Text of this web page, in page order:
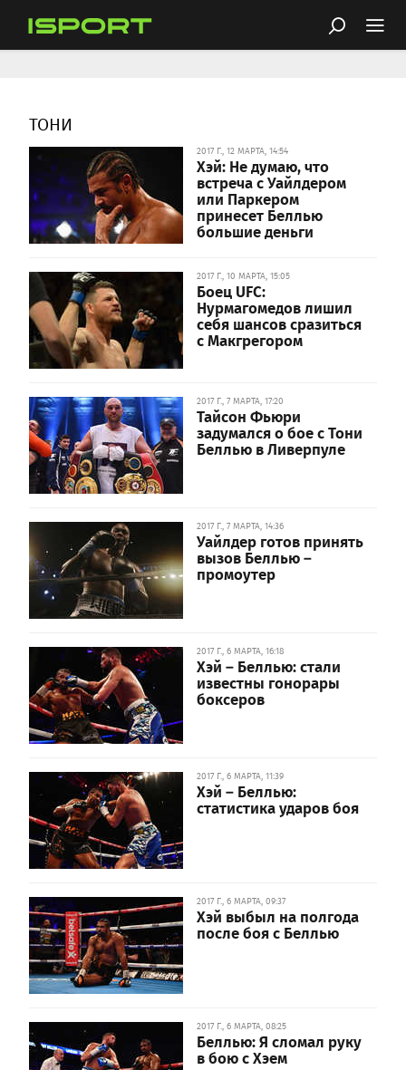
ТОНИ
2017 Г., 12 МАРТА, 14:54
Хэй: Не думаю, что
встреча с Уайлдером
или Паркером
принесет Беллью
большие деньги
2017 Г., 10 МАРТА, 15:05
Боец UFC:
Нурмагомедов лишил
себя шансов сразиться
с Макгрегором
2017 Г., 7 МАРТА, 17:20
Тайсон Фьюри
задумался о бое с Тони
Беллью в Ливерпуле
2017 Г., 7 МАРТА, 14:36
Уайлдер готов принять
вызов Беллью –
промоутер
2017 Г., 6 МАРТА, 16:18
Хэй – Беллью: стали
известны гонорары
боксеров
2017 Г., 6 МАРТА, 11:39
Хэй – Беллью:
статистика ударов боя
2017 Г., 6 МАРТА, 09:37
Хэй выбыл на полгода
после боя с Беллью
2017 Г., 6 МАРТА, 08:25
Беллью: Я сломал руку
в бою с Хэем